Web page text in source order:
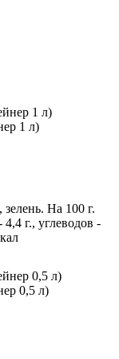
1 л)
На 100 г.
г., углеводов -
0,5 л)